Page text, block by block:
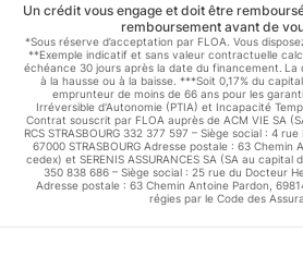
Un crédit vous engage et doit être
remboursement avant de
*Sous réserve d’acceptation par FLOA. Vous
**Exemple indicatif et sans valeur contractuelle
échéance 30 jours après la date du financement.
à la hausse ou à la baisse. ***Soit 0,17% du
emprunteur de moins de 66 ans pour les
Irréversible d'Autonomie (PTIA) et Incapacité
Contrat souscrit par FLOA auprès de ACM VIE SA
RCS STRASBOURG 332 377 597 – Siège social : 4
67000 STRASBOURG Adresse postale : 63 Chemin
cedex) et SERENIS ASSURANCES SA (SA au capital
350 838 686 – Siège social : 25 rue du Docteur
Adresse postale : 63 Chemin Antoine Pardon,
régies par le Code des